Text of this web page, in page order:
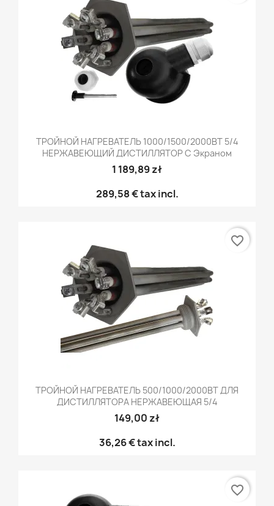
ТРОЙНОЙ НАГРЕВАТЕЛЬ 1000/1500/2000ВТ 5/4
НЕРЖАВЕЮЩИЙ ДИСТИЛЛЯТОР С Экраном
1 189,89 zł
289,58 €tax incl.
ТРОЙНОЙ НАГРЕВАТЕЛЬ 500/1000/2000ВТ ДЛЯ
ДИСТИЛЛЯТОРА НЕРЖАВЕЮЩАЯ 5/4
149,00 zł
36,26 €tax incl.
favorite_border
favorite_border